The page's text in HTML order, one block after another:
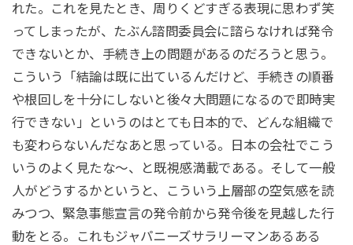
れた。これを見たとき、周りくどすぎる表現に思わず笑
ってしまったが、たぶん諮問委員会に諮らなければ発令
できないとか、手続き上の問題があるのだろうと思う。
こういう「結論は既に出ているんだけど、手続きの順番
や根回しを十分にしないと後々大問題になるので即時実
行できない」というのはとても日本的で、どんな組織で
も変わらないんだなあと思っている。日本の会社でこう
いうのよく見たな～、と既視感満載である。そして一般
人がどうするかというと、こういう上層部の空気感を読
みつつ、緊急事態宣言の発令前から発令後を見越した行
動をとる。これもジャパニーズサラリーマンあるある